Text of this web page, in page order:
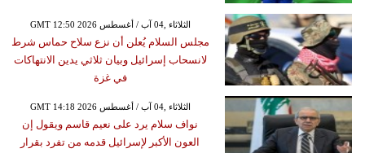
GMT 12:50 2026 الثلاثاء ,04 آب / أغسطس
مجلس السلام يُعلن أن نزع سلاح حماس شرط
لانسحاب إسرائيل وبيان ثلاثي يدين الانتهاكات
في غزة
GMT 14:18 2026 الثلاثاء ,04 آب / أغسطس
نواف سلام يرد على نعيم قاسم ويقول إن
العون الأكبر لإسرائيل قدمه من تفرد بقرار